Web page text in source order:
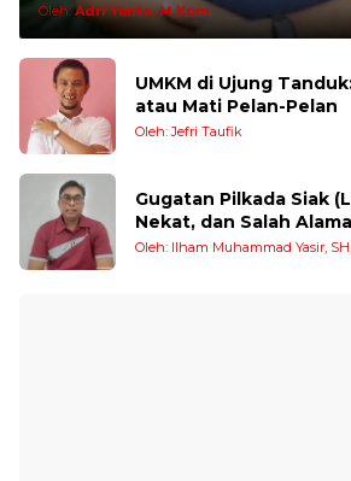
Oleh:Adri Yanto, M.Kom
UMKM di Ujung
atau Mati Pelan-Pelan
Oleh: Jefri Taufik
Gugatan Pilkada Siak
Nekat, dan Salah
Oleh: Ilham Muhammad Yasir,